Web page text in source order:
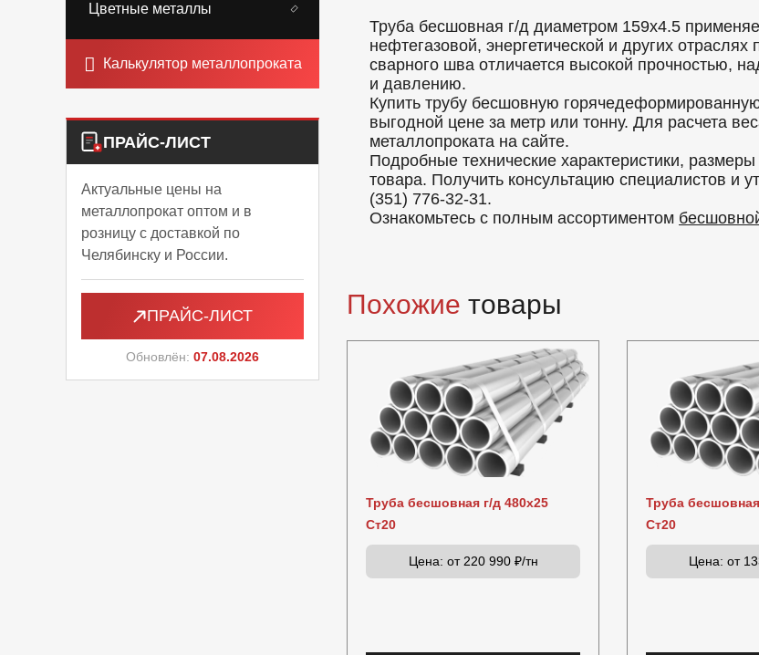
Цветные металлы
Калькулятор металлопроката
ПРАЙС-ЛИСТ
Актуальные цены на
металлопрокат оптом и в
розницу с доставкой по
Челябинску и России.
ПРАЙС-ЛИСТ
Обновлён: 07.08.2026
Труба бесшовная г/д диаметром 159x4.5
нефтегазовой, энергетической и других
сварного шва отличается высокой прочностью,
и давлению.
Купить трубу бесшовную
выгодной цене за метр или тонну. Для расчета
металлопроката на сайте.
Подробные технические характеристики,
товара. Получить консультацию специалистов и
(351) 776-32-31.
Ознакомьтесь с полным ассортиментом
Похожие товары
Труба бесшовная г/д 480х25
Ст20
Цена: от 220 990 ₽/тн
Труба
Ст20
Цена: от